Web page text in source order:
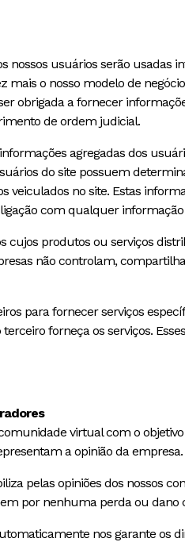
nossos usuários serão usadas
mais o nosso modelo de
obrigada a fornecer
de ordem judicial.
agregadas dos
do site possuem
veiculados no site. Estas
com qualquer
cujos produtos ou serviços
não controlam,
para fornecer serviços
forneça os serviços.
virtual com o objetivo
a opinião da empresa.
pelas opiniões dos nossos
por nenhuma perda ou dano
nos garante os